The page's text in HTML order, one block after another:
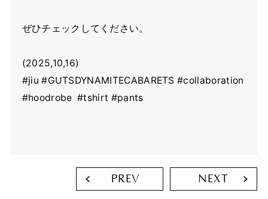
ぜひチェックしてください。
(2025,10,16)
#jiu #GUTSDYNAMITECABARETS #collaboration
#hoodrobe #tshirt #pants
PREV NEXT